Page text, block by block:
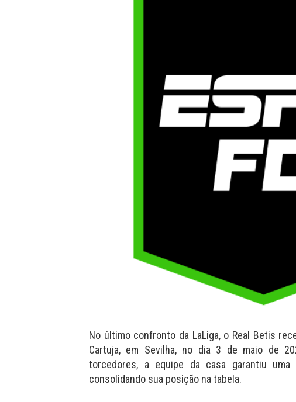
No último confronto da LaLiga, o Real Betis
Cartuja, em Sevilha, no dia 3 de maio de
torcedores, a equipe da casa garantiu
consolidando sua posição na tabela.